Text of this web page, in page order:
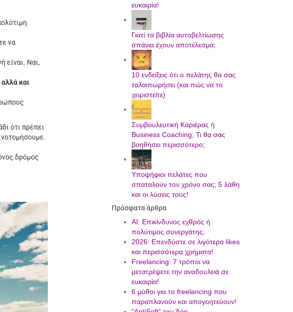
να
είναι. Ναι,
και
ότι πρέπει
δρόμος
ευκαιρία!
Γιατί τα βιβλία αυτοβελτίωσης
σπάνια έχουν αποτέλεσμα;
10 ενδείξεις ότι ο πελάτης θα σας
ταλαιπωρήσει (και πώς να το
χειριστείτε)
Συμβουλευτική Καριέρας ή
Business Coaching; Τι θα σας
βοηθήσει περισσότερο;
Υποψήφιοι πελάτες που
σπαταλούν τον χρόνο σας; 5 λάθη
και οι λύσεις τους!
Πρόσφατα άρθρα
AI: Επικίνδυνος εχθρός ή
πολύτιμος συνεργάτης;
2026: Επενδύστε σε λιγότερα likes
και περισσότερα χρήματα!
Freelancing: 7 τρόποι να
μετατρέψετε την αναδουλειά σε
ευκαιρία!
6 μύθοι για το freelancing που
παραπλανούν και απογοητεύουν!